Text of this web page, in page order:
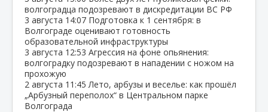
волгоградца подозревают в дискредитации ВС РФ
3 августа 14:07 Подготовка к 1 сентября: в
Волгограде оценивают готовность
образовательной инфраструктуры
3 августа 12:53 Агрессия на фоне опьянения:
волгоградку подозревают в нападении с ножом на
прохожую
2 августа 11:45 Лето, арбузы и веселье: как прошёл
„Арбузный переполох“ в Центральном парке
Волгограда